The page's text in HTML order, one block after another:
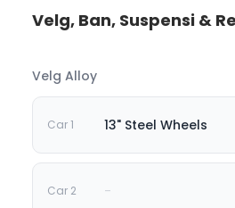
Velg, Ban, Suspensi &
Velg Alloy
13" Steel Wheels
-